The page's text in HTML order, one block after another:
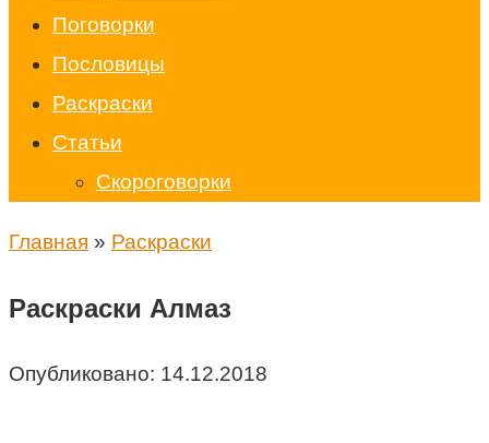
Поговорки
Пословицы
Раскраски
Статьи
Скороговорки
Главная » Раскраски
Раскраски Алмаз
Опубликовано: 14.12.2018